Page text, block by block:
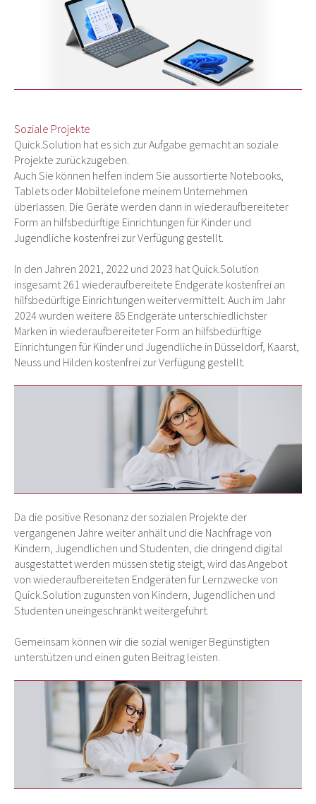
Soziale Projekte
Quick.Solution hat es sich zur Aufgabe gemacht an soziale
Projekte zurückzugeben.
Auch Sie können helfen indem Sie aussortierte Notebooks,
Tablets oder Mobiltelefone meinem Unternehmen
überlassen. Die Geräte werden dann in wiederaufbereiteter
Form an hilfsbedürftige Einrichtungen für Kinder und
Jugendliche kostenfrei zur Verfügung gestellt.
In den Jahren 2021, 2022 und 2023 hat Quick.Solution
insgesamt 261 wiederaufbereitete Endgeräte kostenfrei an
hilfsbedürftige Einrichtungen weitervermittelt. Auch im Jahr
2024 wurden weitere 85 Endgeräte unterschiedlichster
Marken in wiederaufbereiteter Form an hilfsbedürftige
Einrichtungen für Kinder und Jugendliche in Düsseldorf, Kaarst,
Neuss und Hilden kostenfrei zur Verfügung gestellt.
Da die positive Resonanz der sozialen Projekte der
vergangenen Jahre weiter anhält und die Nachfrage von
Kindern, Jugendlichen und Studenten, die dringend digital
ausgestattet werden müssen stetig steigt, wird das Angebot
von wiederaufbereiteten Endgeräten für Lernzwecke von
Quick.Solution zugunsten von Kindern, Jugendlichen und
Studenten uneingeschränkt weitergeführt.
Gemeinsam können wir die sozial weniger Begünstigten
unterstützen und einen guten Beitrag leisten.